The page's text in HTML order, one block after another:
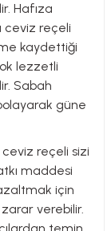
Hafıza
ceviz reçeli
kaydettiği
lezzetli
Sabah
güne
reçeli sizi
maddesi
için
verebilir.